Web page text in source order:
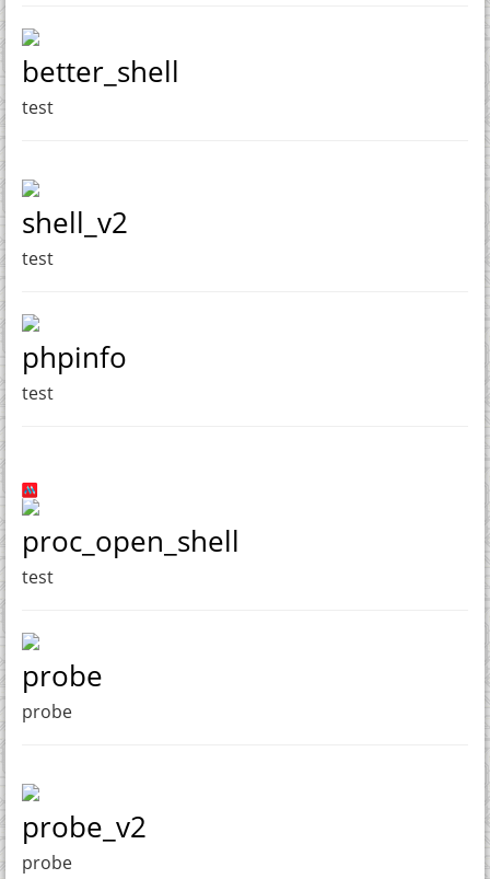
better_shell
test
shell_v2
test
phpinfo
test
proc_open_shell
test
probe
probe
probe_v2
probe